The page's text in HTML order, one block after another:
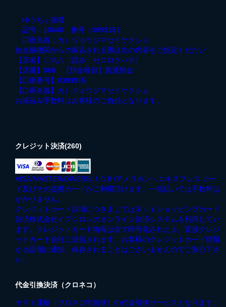
ゆうちょ振替
記号：10640 番号：3899151
口座名義：カ）ジョウジマセイサクショ
他金融機関からの振込される際は次の内容をご指定くだだい
【店名】〇六八（読み：ゼロロクハチ）
【店番】068 【預金種目】普通預金
【口座番号】0389915
【口座名義】カ）ジョウジマセイサクショ
お振込み手数料はお客様のご負担となります。
クレジット決済(260)
VISA/MASTER/DINERS/ＪＣＢ/アメリカン・エキスプレス カー
ド及びその提携カードがご利用頂けます。一括払いでは手数料は
かかりません。
クレジットカード決済につきましてはネットショッピングカード
決済株式会社イプシロンのオンライン決済システムを利用してい
ます。クレジットカード情報は全て暗号化された上、直接クレジ
ットカード会社に送信されます。お客様のクレジットカード情報
が当店側に通知、保存されることはございませんのでご安心下さ
い。
代金引換決済（クロネコ）
ヤマト運輸（クロネコ宅急便）の代金引換サービスとなります。